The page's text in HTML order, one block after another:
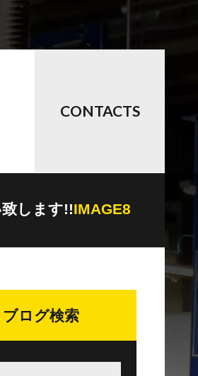
CONTACTS
します!!IMAGE8
ブログ検索